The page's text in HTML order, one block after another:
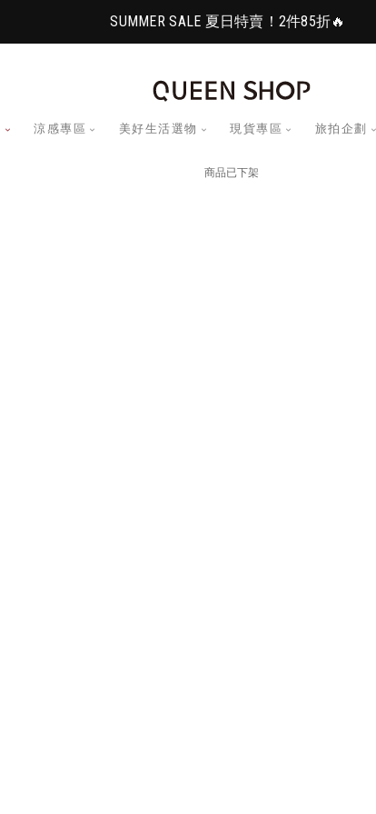
SUMMER SALE 夏日特賣！2件85折🔥
涼感專區 美好生活選物 現貨專區 旅拍企劃
商品已下架